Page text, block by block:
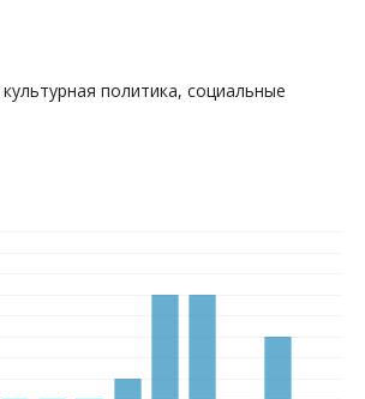
культурная политика, социальные